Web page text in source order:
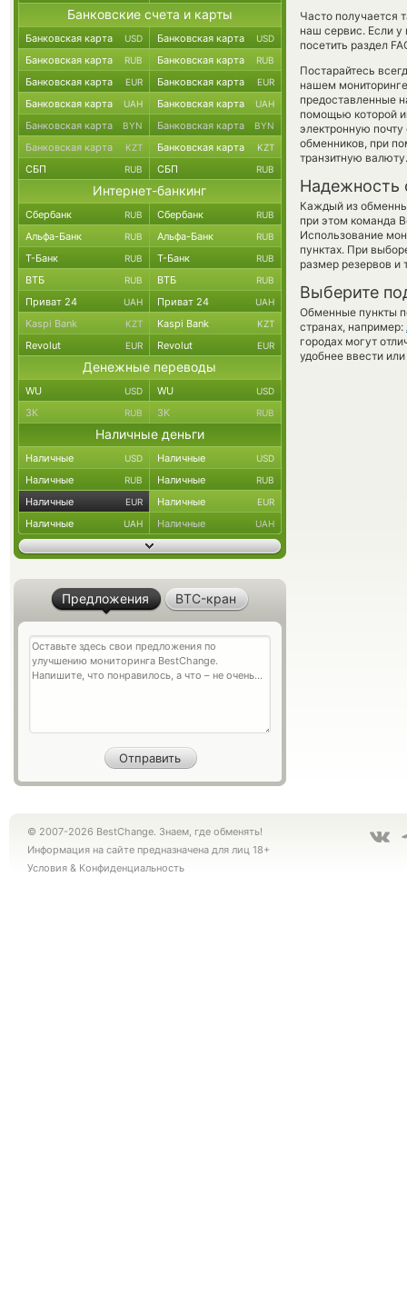
Часто получается
наш сервис. Если у
посетить раздел
Постарайтесь
нашем
предоставленные
помощью которой
электронную почту
обменников, при
транзитную валюту.
Надежность
Каждый из
при этом команда
Использование
пунктах. При
размер резервов и
Выберите
Обменные пункты
странах, например:
городах могут
удобнее ввести
Банковские счета и карты
Банковская карта USD Банковская карта USD
Банковская карта RUB Банковская карта RUB
Банковская карта EUR Банковская карта EUR
Банковская карта UAH Банковская карта UAH
Банковская карта BYN Банковская карта BYN
Банковская карта KZT Банковская карта KZT
СБП RUB СБП RUB
Интернет-банкинг
Сбербанк RUB Сбербанк RUB
Альфа-Банк RUB Альфа-Банк RUB
Т-Банк RUB Т-Банк RUB
ВТБ RUB ВТБ RUB
Приват 24 UAH Приват 24 UAH
Kaspi Bank KZT Kaspi Bank KZT
Revolut EUR Revolut EUR
Денежные переводы
WU USD WU USD
ЗК RUB ЗК RUB
Наличные деньги
Наличные USD Наличные USD
Наличные RUB Наличные RUB
Наличные EUR Наличные EUR
Наличные UAH Наличные UAH
Предложения BTC-кран
© 2007-2026 BestChange. Знаем, где обменять!
Информация на сайте предназначена для лиц 18+
Условия & Конфиденциальность